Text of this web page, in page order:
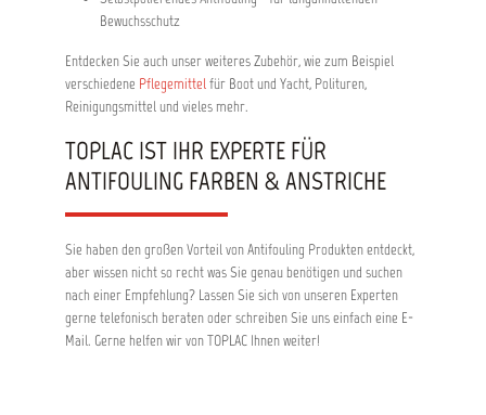
Bewuchsschutz
Entdecken Sie auch unser weiteres Zubehör, wie zum Beispiel
verschiedene Pflegemittelfür Boot und Yacht, Polituren,
Reinigungsmittel und vieles mehr.
TOPLAC IST IHR EXPERTE FÜR
ANTIFOULING FARBEN & ANSTRICHE
Sie haben den großen Vorteil von Antifouling Produkten entdeckt,
aber wissen nicht so recht was Sie genau benötigen und suchen
nach einer Empfehlung? Lassen Sie sich von unseren Experten
gerne telefonisch beraten oder schreiben Sie uns einfach eine E-
Mail. Gerne helfen wir von TOPLAC Ihnen weiter!